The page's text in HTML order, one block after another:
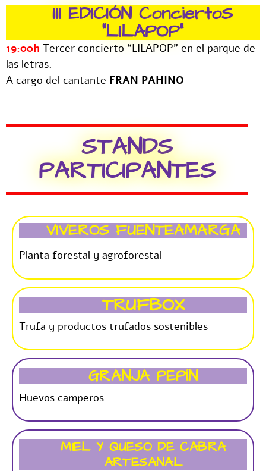
III EDICIÓN ConciertoS
“LILAPOP”
19:00h Tercer concierto “LILAPOP” en el parque de
las letras.
A cargo del cantante FRAN PAHINO
STANDS
PARTICIPANTES
VIVEROS FUENTEAMARGA
Planta forestal y agroforestal
TRUFBOX
Trufa y productos trufados sostenibles
GRANJA PEPÍN
Huevos camperos
MIEL Y QUESO DE CABRA
ARTESANAL